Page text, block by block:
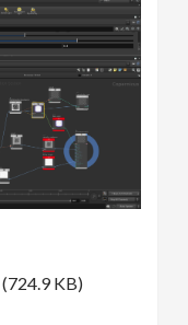
(724.9 KB)